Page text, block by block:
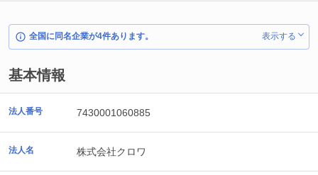
全国に同名企業が4件あります。 表示する
基本情報
法人番号 7430001060885
法人名 株式会社クロワ